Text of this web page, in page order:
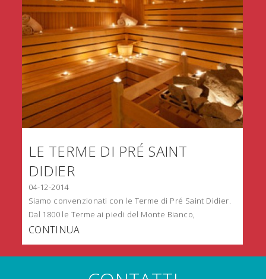
LE TERME DI PRÉ SAINT
DIDIER
04-12-2014
Siamo convenzionati con le Terme di Pré Saint Didier.
Dal 1800 le Terme ai piedi del Monte Bianco,
CONTINUA